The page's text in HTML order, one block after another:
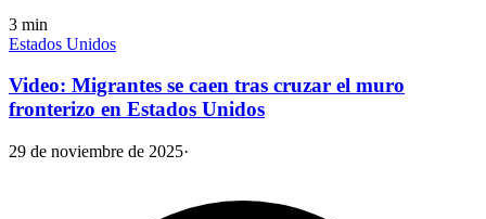
3 min
Estados Unidos
Video: Migrantes se caen tras cruzar el muro
fronterizo en Estados Unidos
29 de noviembre de 2025·